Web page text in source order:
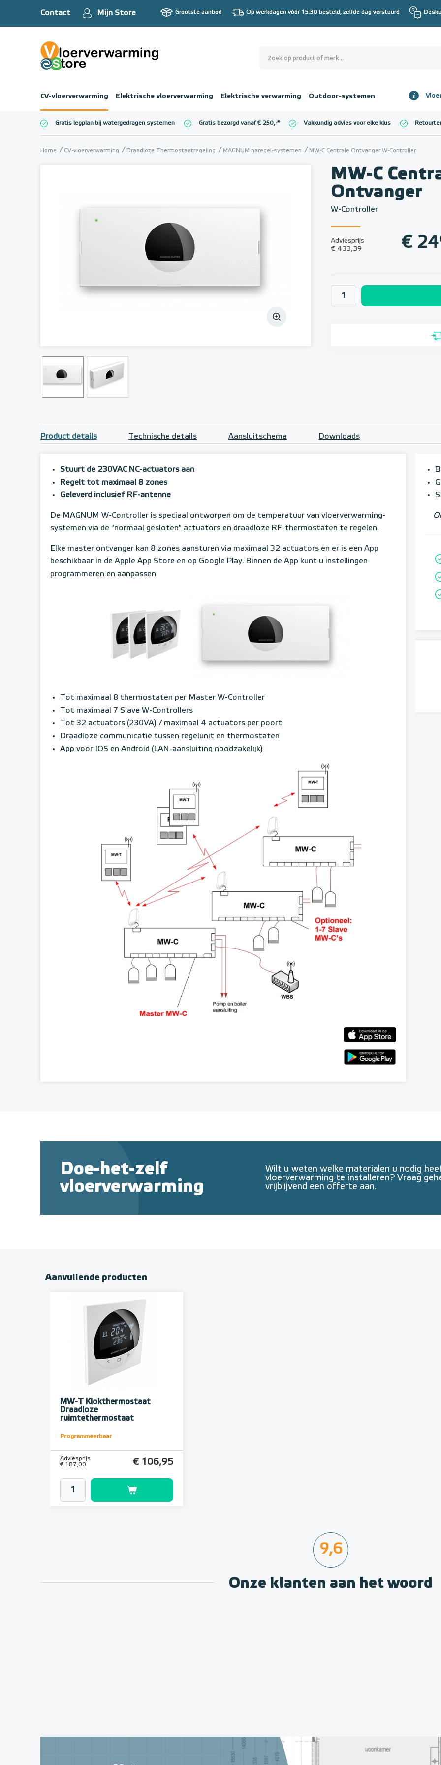
Contact Mijn Store Grootste aanbod Op werkdagen vóór 15:30 besteld, zelfde dag verstuurd
CV-vloerverwarming Elektrische vloerverwarming Elektrische verwarming Outdoor-systemen
€ 0,00
Gratis legplan bij watergedragen systemen Gratis bezorgd vanaf € 250,-* Vakkundig advies voor elke klus
Home CV-vloerverwarming Draadloze Thermostaatregeling MAGNUM naregel-systemen MW-C Centrale Ontvanger W-Controller
MW-C
Ontvanger
W-Controller
Adviesprijs
€ 433,39
€
Product details Technische details Aansluitschema Downloads
Stuurt de 230VAC NC-actuators aan
Regelt tot maximaal 8 zones
Geleverd inclusief RF-antenne
De MAGNUM W-Controller is speciaal ontworpen om de temperatuur van vloerverwarming-
systemen via de "normaal gesloten" actuators en draadloze RF-thermostaten te regelen.
Elke master ontvanger kan 8 zones aansturen via maximaal 32 actuators en er is een App
beschikbaar in de Apple App Store en op Google Play. Binnen de App kunt u instellingen
programmeren en aanpassen.
Tot maximaal 8 thermostaten per Master W-Controller
Tot maximaal 7 Slave W-Controllers
Tot 32 actuators (230VA) / maximaal 4 actuators per poort
Draadloze communicatie tussen regelunit en thermostaten
App voor IOS en Android (LAN-aansluiting noodzakelijk)
Doe-het-zelf
vloerverwarming
Wilt u weten welke materialen u nodig
vloerverwarming te installeren? Vraag
vrijblijvend een offerte aan.
Aanvullende producten
MW-T Klokthermostaat
Draadloze
ruimtethermostaat
Programmeerbaar
Adviesprijs
€ 187,00
€ 106,95
9,6
Onze klanten aan het woord